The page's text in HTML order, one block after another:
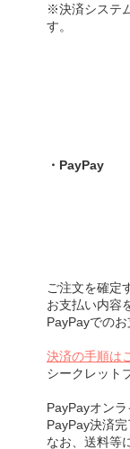
※決済システ
す。
・PayPay
ご注文を確定
お支払い内容
PayPayでの
決済の手順は
シークレット
PayPayオン
PayPay決済
なお、送料等